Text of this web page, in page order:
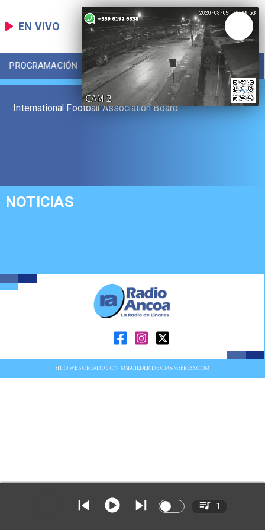
EN VIVO
PROGRAMACIÓN LOCAL DEPORTES
International Football Association Board
NOTICIAS
SITIO WEB CREADO CON MSBUILDER DE CMS-MSPRESS.COM
1